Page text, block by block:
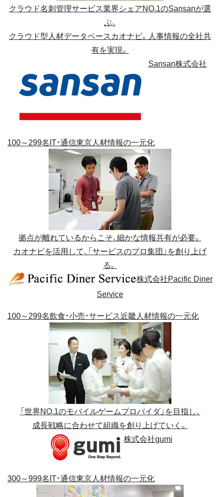
クラウド名刺管理サービス業界シェアNO.1のSansanが選
ぶ、
クラウド型人材データベースカオナビ。人事情報の全社共
有を実現。
Sansan株式会社
100～299名IT・通信東京人材情報の一元化
拠点が離れているからこそ、細かな情報共有が必要。
カオナビを活用して、「サービスのプロ集団」を創り上げ
る。
株式会社Pacific Diner
Service
100～299名飲食・小売・サービス近畿人材情報の一元化
「世界NO.1のモバイルゲームプロバイダ」を目指し、
成長戦略に合わせて組織を創り上げていく。
株式会社gumi
300～999名IT・通信東京人材情報の一元化